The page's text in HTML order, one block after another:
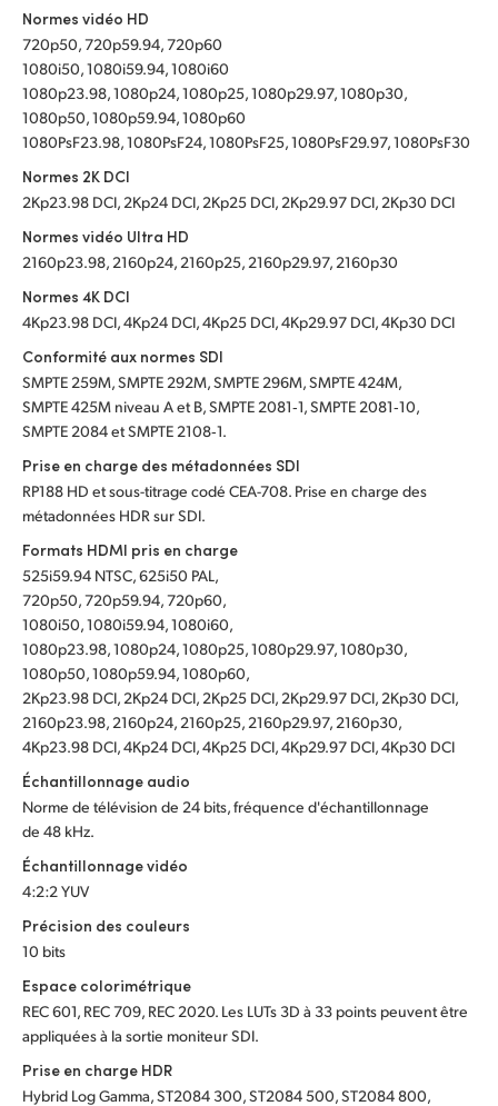
Normes vidéo HD
720p50, 720p59.94, 720p60
1080i50, 1080i59.94, 1080i60
1080p23.98, 1080p24, 1080p25, 1080p29.97, 1080p30,
1080p50, 1080p59.94, 1080p60
1080PsF23.98, 1080PsF24, 1080PsF25, 1080PsF29.97, 1080PsF30
Normes 2K DCI
2Kp23.98 DCI, 2Kp24 DCI, 2Kp25 DCI, 2Kp29.97 DCI, 2Kp30 DCI
Normes vidéo Ultra HD
2160p23.98, 2160p24, 2160p25, 2160p29.97, 2160p30
Normes 4K DCI
4Kp23.98 DCI, 4Kp24 DCI, 4Kp25 DCI, 4Kp29.97 DCI, 4Kp30 DCI
Conformité aux normes SDI
SMPTE 259M, SMPTE 292M, SMPTE 296M, SMPTE 424M,
SMPTE 425M niveau A et B, SMPTE 2081‑1, SMPTE 2081‑10,
SMPTE 2084 et SMPTE 2108‑1.
Prise en charge des métadonnées SDI
RP188 HD et sous-titrage codé CEA-708. Prise en charge des
métadonnées HDR sur SDI.
Formats HDMI pris en charge
525i59.94 NTSC, 625i50 PAL,
720p50, 720p59.94, 720p60,
1080i50, 1080i59.94, 1080i60,
1080p23.98, 1080p24, 1080p25, 1080p29.97, 1080p30,
1080p50, 1080p59.94, 1080p60,
2Kp23.98 DCI, 2Kp24 DCI, 2Kp25 DCI, 2Kp29.97 DCI, 2Kp30 DCI,
2160p23.98, 2160p24, 2160p25, 2160p29.97, 2160p30,
4Kp23.98 DCI, 4Kp24 DCI, 4Kp25 DCI, 4Kp29.97 DCI, 4Kp30 DCI
Échantillonnage audio
Norme de télévision de 24 bits, fréquence d'échantillonnage
de 48 kHz.
Échantillonnage vidéo
4:2:2 YUV
Précision des couleurs
10 bits
Espace colorimétrique
REC 601, REC 709, REC 2020. Les LUTs 3D à 33 points peuvent être
appliquées à la sortie moniteur SDI.
Prise en charge HDR
Hybrid Log Gamma, ST2084 300, ST2084 500, ST2084 800,